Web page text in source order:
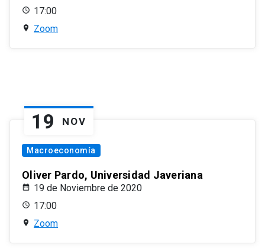
17:00
Zoom
19 NOV
Macroeconomía
Oliver Pardo, Universidad Javeriana
19 de Noviembre de 2020
17:00
Zoom